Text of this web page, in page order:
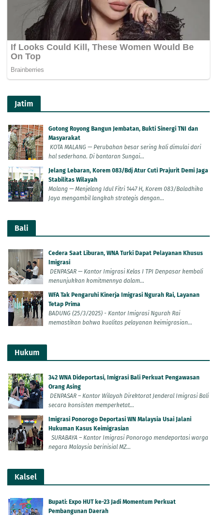
Jatim
Gotong Royong Bangun Jembatan, Bukti Sinergi TNI dan
Masyarakat
KOTA MALANG — Perubahan besar sering kali dimulai dari
hal sederhana. Di bantaran Sungai...
Jelang Lebaran, Korem 083/Bdj Atur Cuti Prajurit Demi Jaga
Stabilitas Wilayah
Malang — Menjelang Idul Fitri 1447 H, Korem 083/Baladhika
Jaya mengambil langkah strategis dengan...
Bali
Cedera Saat Liburan, WNA Turki Dapat Pelayanan Khusus
Imigrasi
DENPASAR — Kantor Imigrasi Kelas I TPI Denpasar kembali
menunjukkan komitmennya dalam...
WFA Tak Pengaruhi Kinerja Imigrasi Ngurah Rai, Layanan
Tetap Prima
BADUNG (25/3/2025) - Kantor Imigrasi Ngurah Rai
memastikan bahwa kualitas pelayanan keimigrasian...
Hukum
342 WNA Dideportasi, Imigrasi Bali Perkuat Pengawasan
Orang Asing
DENPASAR – Kantor Wilayah Direktorat Jenderal Imigrasi Bali
secara konsisten memperketat...
Imigrasi Ponorogo Deportasi WN Malaysia Usai Jalani
Hukuman Kasus Keimigrasian
SURABAYA – Kantor Imigrasi Ponorogo mendeportasi warga
negara Malaysia berinisial MZ...
Kalsel
Bupati: Expo HUT ke-23 Jadi Momentum Perkuat
Pembangunan Daerah